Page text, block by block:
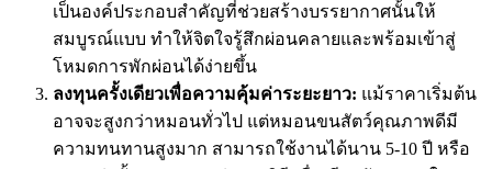
เป็นองค์ประกอบสำคัญที่ช่วยสร้างบรรยากาศนั้นให้
สมบูรณ์แบบ ทำให้จิตใจรู้สึกผ่อนคลายและพร้อมเข้าสู่
โหมดการพักผ่อนได้ง่ายขึ้น
ลงทุนครั้งเดียวเพื่อความคุ้มค่าระยะยาว: แม้ราคาเริ่มต้น
อาจจะสูงกว่าหมอนทั่วไป แต่หมอนขนสัตว์คุณภาพดีมี
ความทนทานสูงมาก สามารถใช้งานได้นาน 5-10 ปี หรือ